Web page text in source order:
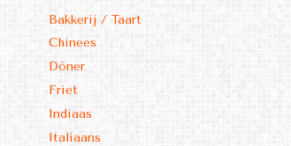
Bakkerij / Taart
Chinees
Döner
Friet
Indiaas
Italiaans